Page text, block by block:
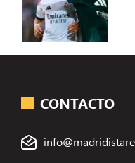
CONTACTO